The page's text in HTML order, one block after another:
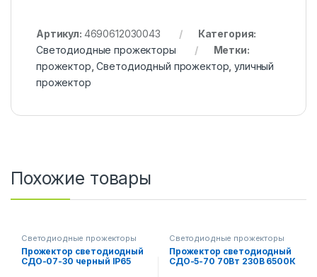
Артикул: 4690612030043
Категория:
Светодиодные прожекторы
Метки:
прожектор ,Светодиодный прожектор ,уличный
прожектор
Похожие товары
Светодиодные прожекторы
Прожектор светодиодный
СДО-07-30 черный IP65
Светодиодные прожекторы
Прожектор светодиодный
СДО-5-70 70Вт 230В 6500К